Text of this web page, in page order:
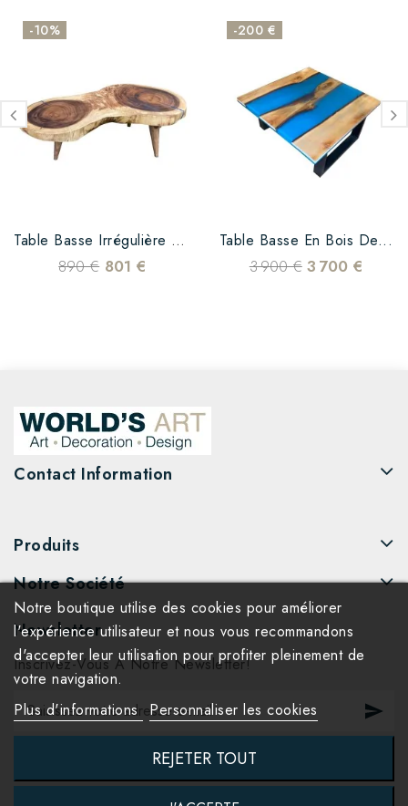
Table Basse Irrégulière En...
890 €
-10%
801 €
Table Basse En Bois De...
3 900 €
-200 €
3 700 €
Contact Information
Produits
Notre Société
Newsletter
Inscrivez-Vous À Notre Newsletter!
Notre boutique utilise des cookies pour améliorer
l'expérience utilisateur et nous vous recommandons
d'accepter leur utilisation pour profiter pleinement de
votre navigation.
Plus d'informations Personnaliser les cookies
REJETER TOUT